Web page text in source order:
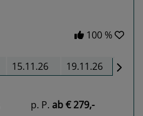
100 %
15.11.26 19.11.26
p. P. ab€ 279,-